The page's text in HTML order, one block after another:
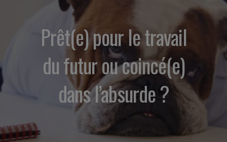
Prêt(e) pour le travail
du futur ou coincé(e)
dans l’absurde ?
CONNEXION